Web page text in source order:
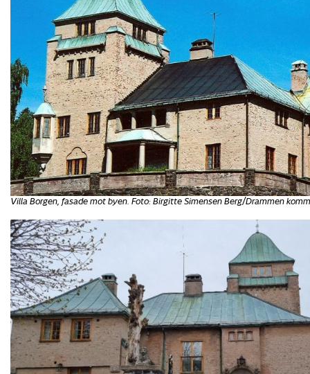
Villa Borgen, fasade mot byen. Foto: Birgitte Simensen Berg/Drammen